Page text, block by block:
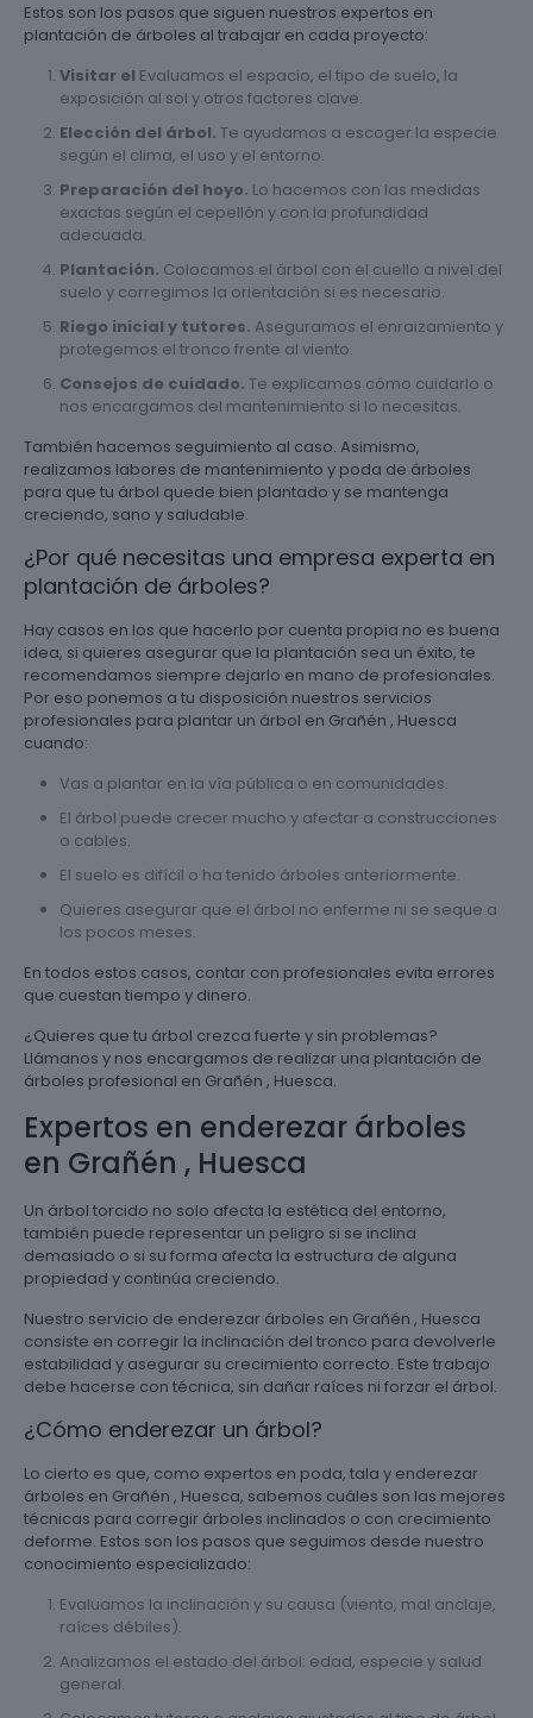
Estos son los pasos que siguen nuestros expertos en
plantación de árboles al trabajar en cada proyecto:
Visitar el Evaluamos el espacio, el tipo de suelo, la
exposición al sol y otros factores clave.
Elección del árbol. Te ayudamos a escoger la especie
según el clima, el uso y el entorno.
Preparación del hoyo. Lo hacemos con las medidas
exactas según el cepellón y con la profundidad
adecuada.
Plantación. Colocamos el árbol con el cuello a nivel del
suelo y corregimos la orientación si es necesario.
Riego inicial y tutores. Aseguramos el enraizamiento y
protegemos el tronco frente al viento.
Consejos de cuidado. Te explicamos cómo cuidarlo o
nos encargamos del mantenimiento si lo necesitas.
También hacemos seguimiento al caso. Asimismo,
realizamos labores de mantenimiento y poda de árboles
para que tu árbol quede bien plantado y se mantenga
creciendo, sano y saludable.
¿Por qué necesitas una empresa experta en
plantación de árboles?
Hay casos en los que hacerlo por cuenta propia no es buena
idea, si quieres asegurar que la plantación sea un éxito, te
recomendamos siempre dejarlo en mano de profesionales.
Por eso ponemos a tu disposición nuestros servicios
profesionales para plantar un árbol en Grañén , Huesca
cuando:
Vas a plantar en la vía pública o en comunidades.
El árbol puede crecer mucho y afectar a construcciones
o cables.
El suelo es difícil o ha tenido árboles anteriormente.
Quieres asegurar que el árbol no enferme ni se seque a
los pocos meses.
En todos estos casos, contar con profesionales evita errores
que cuestan tiempo y dinero.
¿Quieres que tu árbol crezca fuerte y sin problemas?
Llámanos y nos encargamos de realizar una plantación de
árboles profesional en Grañén , Huesca.
Expertos en enderezar árboles
en Grañén , Huesca
Un árbol torcido no solo afecta la estética del entorno,
también puede representar un peligro si se inclina
demasiado o si su forma afecta la estructura de alguna
propiedad y continúa creciendo.
Nuestro servicio de enderezar árboles en Grañén , Huesca
consiste en corregir la inclinación del tronco para devolverle
estabilidad y asegurar su crecimiento correcto. Este trabajo
debe hacerse con técnica, sin dañar raíces ni forzar el árbol.
¿Cómo enderezar un árbol?
Lo cierto es que, como expertos en poda, tala y enderezar
árboles en Grañén , Huesca, sabemos cuáles son las mejores
técnicas para corregir árboles inclinados o con crecimiento
deforme. Estos son los pasos que seguimos desde nuestro
conocimiento especializado:
Evaluamos la inclinación y su causa (viento, mal anclaje,
raíces débiles).
Analizamos el estado del árbol: edad, especie y salud
general.